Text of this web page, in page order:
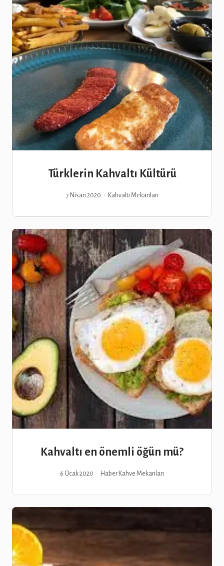
Türklerin Kahvaltı Kültürü
7 Nisan 2020 Kahvaltı Mekanları
Kahvaltı en önemli öğün mü?
6 Ocak 2020 Haber Kahve Mekanları